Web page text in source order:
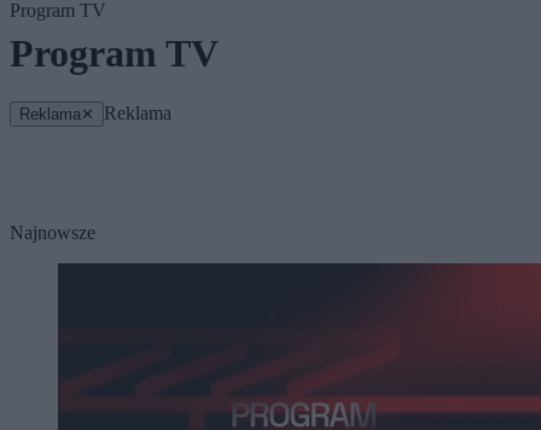
Program TV
Program TV
Reklama✕ Reklama
Najnowsze